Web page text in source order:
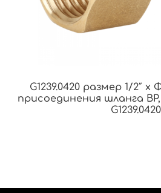
G1239.0420 размер 1/2″
присоединения шланга
G1239.0420